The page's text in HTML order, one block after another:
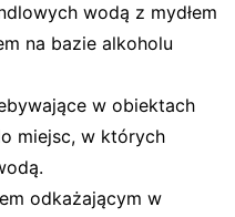
wodą z mydłem
na bazie alkoholu
w obiektach
miejsc, w których
odkażającym w